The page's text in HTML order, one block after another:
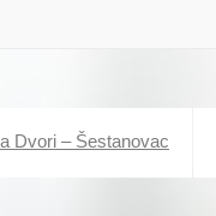
Dvori – Šestanovac